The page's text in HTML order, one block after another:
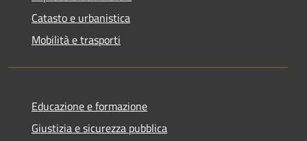
Catasto e urbanistica
Mobilità e trasporti
Educazione e formazione
Giustizia e sicurezza pubblica